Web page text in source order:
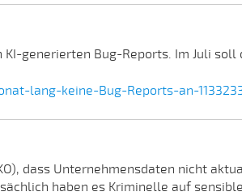
generierten Bug-Reports. Im Juli soll
lang-keine-Bug-Reports-an-
dass Unternehmensdaten nicht
haben es Kriminelle auf